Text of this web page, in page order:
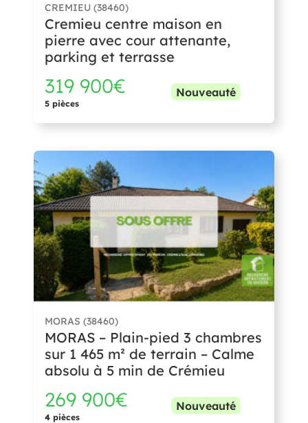
CREMIEU (38460)
Cremieu centre maison en
pierre avec cour attenante,
parking et terrasse
319 900€
5 pièces
Nouveauté
MORAS (38460)
MORAS – Plain-pied 3 chambres
sur 1 465 m² de terrain – Calme
absolu à 5 min de Crémieu
269 900€
4 pièces
Nouveauté